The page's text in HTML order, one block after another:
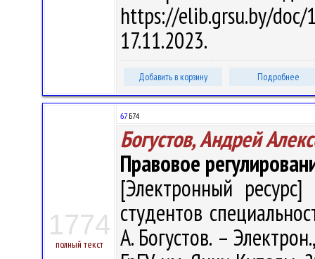
https://elib.grsu.by/
17.11.2023.
Добавить в корзину Подробнее
1774
полный текст
67Б74
Богустов, Андрей
Правовое
[Электронный
студентов
А. Богустов. –